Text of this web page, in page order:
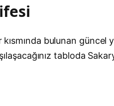
bulunan güncel
tabloda